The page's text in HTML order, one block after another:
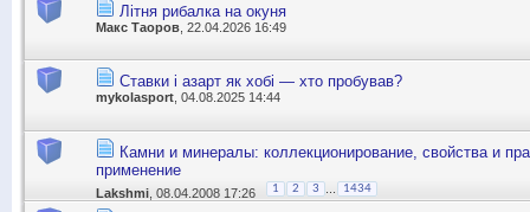
Літня рибалка на окуня
Макс Таоров , 22.04.2026 16:49
Ставки і азарт як хобі — хто пробував?
mykolasport , 04.08.2025 14:44
Камни и минералы: коллекционирование, свойства и
применение
Lakshmi , 08.04.2008 17:26 1 2 3 1434